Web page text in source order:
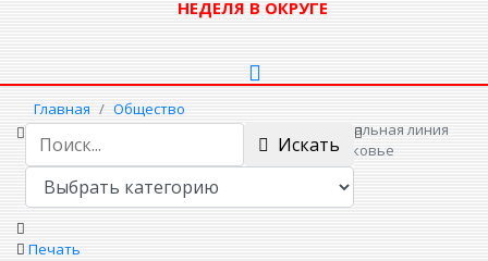
НЕДЕЛЯ В ОКРУГЕ
Главная
Общество
Вниманию мытищинцев: единая многоканальная линия
заработала на судебных участках в Подмосковье
Искать
Печать